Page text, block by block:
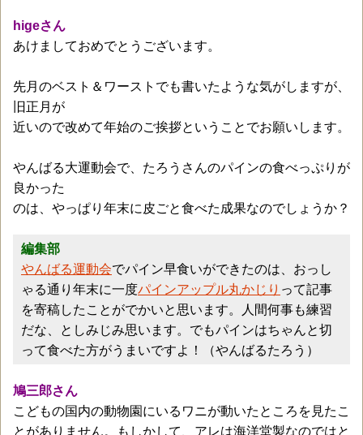
higeさん
あけましておめでとうございます。
先月のベスト＆ワーストでも書いたような気がしますが、
旧正月が
近いので改めて年始のご挨拶ということでお願いします。
やんばる大運動会で、たろうさんのパインの食べっぷりが
良かった
のは、やっぱり年末に皮ごと食べた成果なのでしょうか？
編集部
やんばる運動会でパイン早食いができたのは、おっし
ゃる通り年末に一度パインアップル丸かじり って記事
を寄稿したことがでかいと思います。人間何事も練習
だな、としみじみ思います。でもパインはちゃんと切
って食べた方がうまいですよ！（やんばるたろう）
鳩三郎さん
こどもの国内の動物園にいるワニが動いたところを見たこ
とがありません。もしかして、アレは海洋堂製なのではと